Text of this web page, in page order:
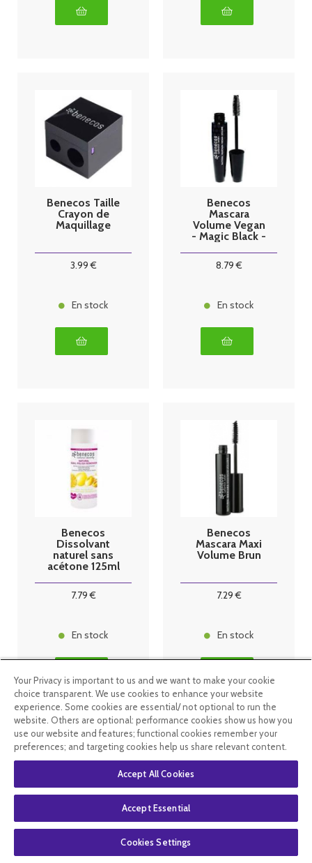
Benecos Taille
Crayon de
Maquillage
3.99€
En stock
Benecos
Mascara
Volume Vegan
- Magic Black -
8.79€
En stock
Benecos
Dissolvant
naturel sans
acétone 125ml
7.79€
En stock
Benecos
Mascara Maxi
Volume Brun
7.29€
En stock
Your Privacy is important to us and we want to make your cookie
choice transparent. We use cookies to enhance your website
experience. Some cookies are essential/ not optional to run the
website. Others are optional: performance cookies show us how you
use our website and features; functional cookies remember your
preferences; and targeting cookies help us share relevant content.
Accept All Cookies
Accept Essential
Cookies Settings